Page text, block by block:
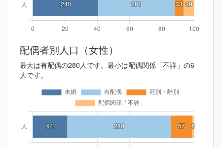
配偶者別人口（女性）
最大は有配偶の280人です。最小は配偶関係「不詳」の6
人です。